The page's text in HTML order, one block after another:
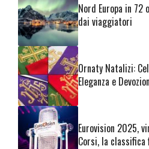
Nord Europa in
dai viaggiatori
Ornaty Natalizi:
Eleganza e
Eurovision 2025,
Corsi, la classifica